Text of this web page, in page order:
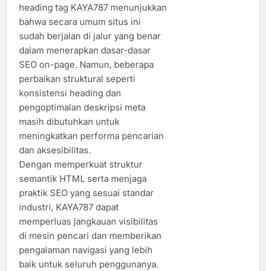
heading tag KAYA787 menunjukkan
bahwa secara umum situs ini
sudah berjalan di jalur yang benar
dalam menerapkan dasar-dasar
SEO on-page. Namun, beberapa
perbaikan struktural seperti
konsistensi heading dan
pengoptimalan deskripsi meta
masih dibutuhkan untuk
meningkatkan performa pencarian
dan aksesibilitas.
Dengan memperkuat struktur
semantik HTML serta menjaga
praktik SEO yang sesuai standar
industri, KAYA787 dapat
memperluas jangkauan visibilitas
di mesin pencari dan memberikan
pengalaman navigasi yang lebih
baik untuk seluruh penggunanya.